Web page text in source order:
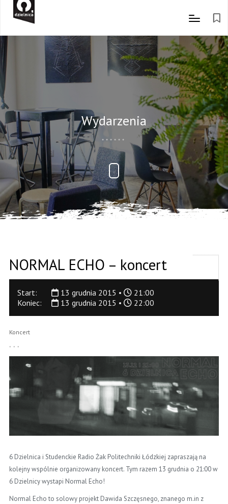
Wydarzenia
NORMAL ECHO – koncert
Start: 13 grudnia 2015 •
21:00
Koniec:
13 grudnia 2015 • 22:00
Koncert
6 Dzielnica i Studenckie Radio Żak Politechniki Łódzkiej zapraszają na
kolejny wspólnie organizowany koncert. Tym razem 13 grudnia o 21:00 w
6 Dzielnicy wystapi Normal Echo!
Normal Echo to solowy projekt Dawida Szczęsnego, znanego m.in z